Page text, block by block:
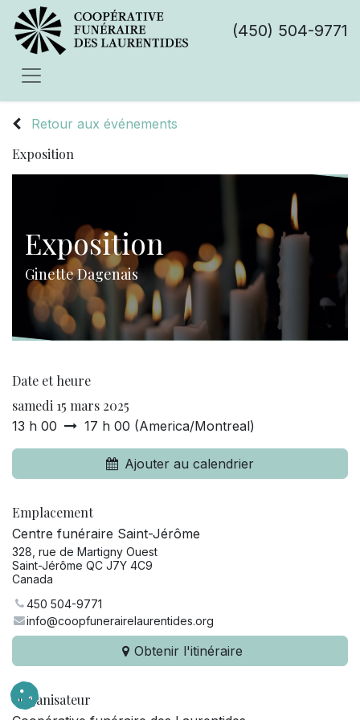
(450) 504-9771
Retour aux événements
Exposition
Exposition
Ginette Dagenais
Date et heure
samedi 15 mars 2025
13 h 00 17 h 00 (America/Montreal)
Ajouter au calendrier
Emplacement
Centre funéraire Saint-Jérôme
328, rue de Martigny Ouest
Saint-Jérôme QC J7Y 4C9
Canada
450 504-9771
info@coopfunerairelaurentides.org
Obtenir l'itinéraire
Organisateur